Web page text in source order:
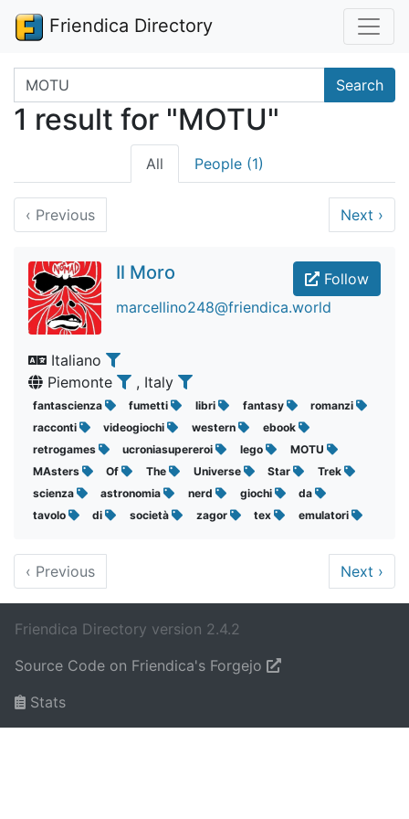
Friendica Directory
Search terms Search
1 result for "MOTU"
All People (1)
‹ Previous Next ›
Follow
Il Moro
marcellino248@friendica.world
Italiano
Piemonte
, Italy
fantascienza fumetti libri fantasy
romanzi
racconti
videogiochi western
ebook
retrogames
ucroniasupereroi lego
MOTU
MAsters
Of The Universe Star
Trek
scienza
astronomia nerd giochi
da
tavolo
di società zagor tex emulatori
‹ Previous Next ›
Friendica Directory version 2.4.2
Source Code on Friendica's Forgejo
Stats